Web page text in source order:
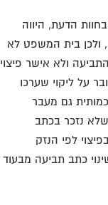
הדעת, היווה
בית המשפט לא
ולא אישר פיצוי
על ליקוי שערכו
גם מעבר
נזכר בכתב
לפי הנזק
כתב תביעה מבעוד